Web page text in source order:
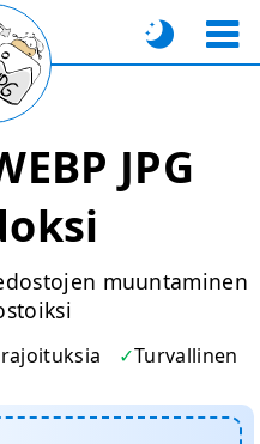
JPG
muuntaminen
rajoituksia Turvallinen